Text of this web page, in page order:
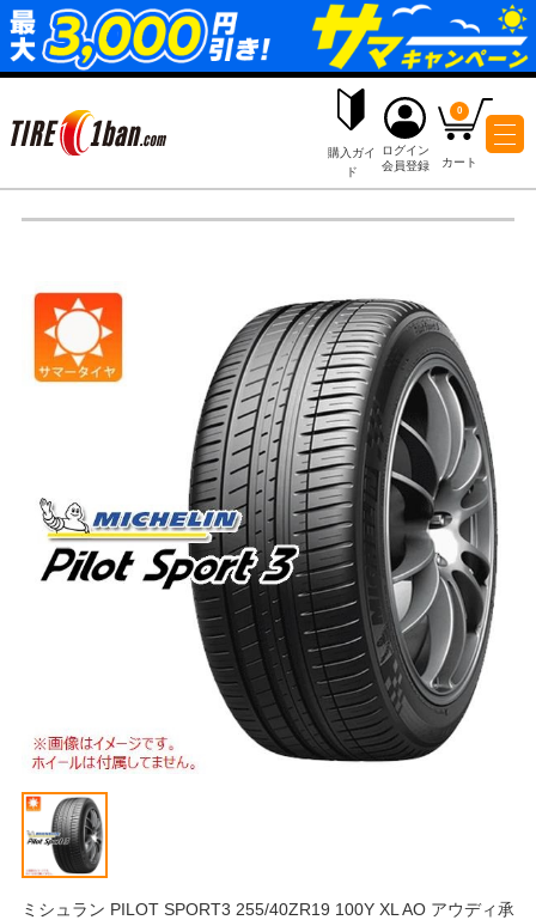
購入ガイ
ド
ログイン
ミシュラン PILOT SPORT3 255/40ZR19 100Y XL AO アウディ承